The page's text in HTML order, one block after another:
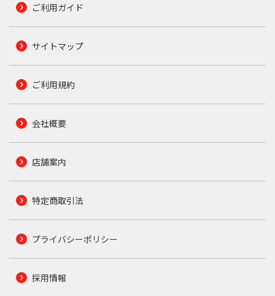
ご利用ガイド
サイトマップ
ご利用規約
会社概要
店舗案内
特定商取引法
プライバシーポリシー
採用情報